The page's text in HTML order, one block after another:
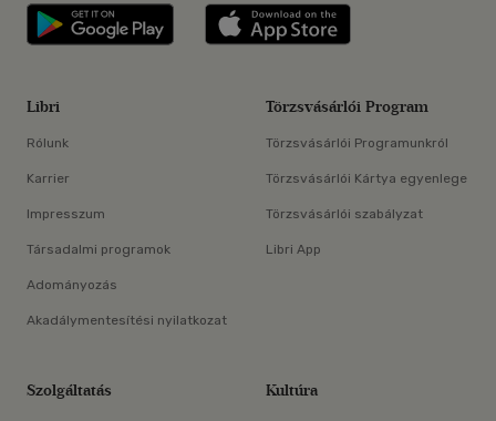
Libri applikáció Szerezd meg: Google
Libri
Rólunk
Karrier
Impresszum
Társadalmi programok
Adományozás
Akadálymentesítési nyilatkozat
Törzsvásárlói Program
Törzsvásárlói Programunkról
Törzsvásárlói Kártya egyenlege
Törzsvásárlói szabályzat
Libri App
Szolgáltatás Kultúra